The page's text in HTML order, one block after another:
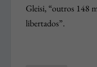
Gleisi, “outros 148
libertados”.